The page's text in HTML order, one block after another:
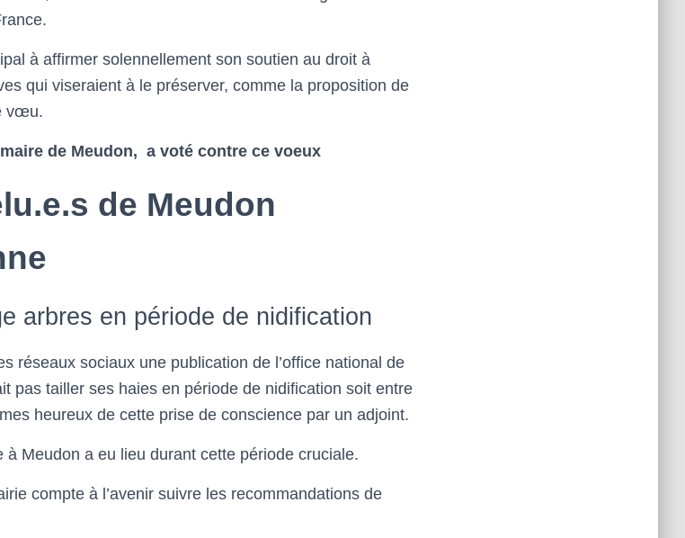
à affirmer solennellement son soutien au droit à
qui viseraient à le préserver, comme la proposition de
vœu.
de Meudon, a voté contre ce voeux
de Meudon
arbres en période de nidification
réseaux sociaux une publication de l’office national de
pas tailler ses haies en période de nidification soit entre
heureux de cette prise de conscience par un adjoint.
Meudon a eu lieu durant cette période cruciale.
compte à l’avenir suivre les recommandations de